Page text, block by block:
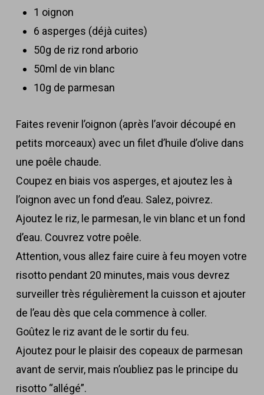
1 oignon
6 asperges (déjà cuites)
50g de riz rond arborio
50ml de vin blanc
10g de parmesan
Faites revenir l’oignon (après l’avoir découpé en
petits morceaux) avec un filet d’huile d’olive dans
une poêle chaude.
Coupez en biais vos asperges, et ajoutez les à
l’oignon avec un fond d’eau. Salez, poivrez.
Ajoutez le riz, le parmesan, le vin blanc et un fond
d’eau. Couvrez votre poêle.
Attention, vous allez faire cuire à feu moyen votre
risotto pendant 20 minutes, mais vous devrez
surveiller très régulièrement la cuisson et ajouter
de l’eau dès que cela commence à coller.
Goûtez le riz avant de le sortir du feu.
Ajoutez pour le plaisir des copeaux de parmesan
avant de servir, mais n’oubliez pas le principe du
risotto “allégé”.